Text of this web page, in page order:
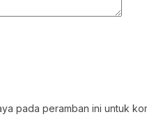
pada peramban ini untuk